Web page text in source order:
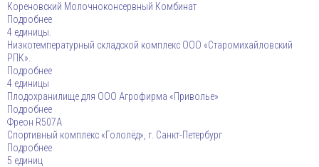
Кореновский Молочноконсервный Комбинат
Подробнее
4 единицы.
Низкотемпературный складской комплекс ООО «Старомихайловский
РПК».
Подробнее
4 единицы
Плодохранилище для ООО Агрофирма «Приволье»
Подробнее
Фреон R507A
Спортивный комплекс «Гололёд», г. Санкт-Петербург
Подробнее
5 единиц